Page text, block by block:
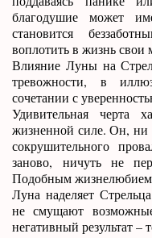
благодушие может
становится
воплотить в жизнь свои
Влияние Луны на
тревожности, в
сочетании с
Удивительная черта
жизненной силе. Он, ни
сокрушительного
заново, ничуть не
Подобным
Луна наделяет
не смущают
негативный результат –